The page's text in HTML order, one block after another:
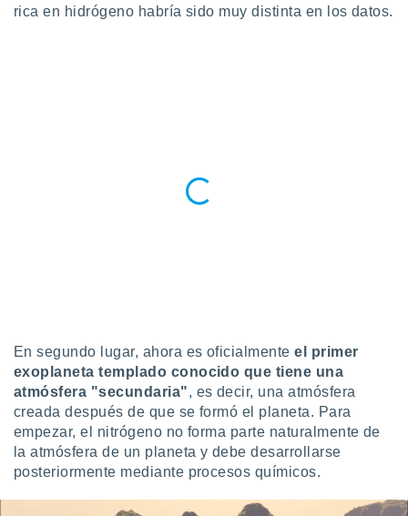
traten tus
o acceder
datos
rica en hidrógeno habría sido muy distinta en los datos.
En segundo lugar, ahora es oficialmente el primer
exoplaneta templado conocido que tiene una
atmósfera "secundaria", es decir, una atmósfera
creada después de que se formó el planeta. Para
empezar, el nitrógeno no forma parte naturalmente de
la atmósfera de un planeta y debe desarrollarse
posteriormente mediante procesos químicos.